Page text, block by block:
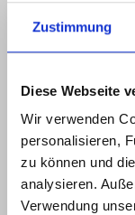
Zustimmung
Diese Webseite
Wir verwenden
personalisieren,
zu können und
analysieren.
Verwendung
Tabletts